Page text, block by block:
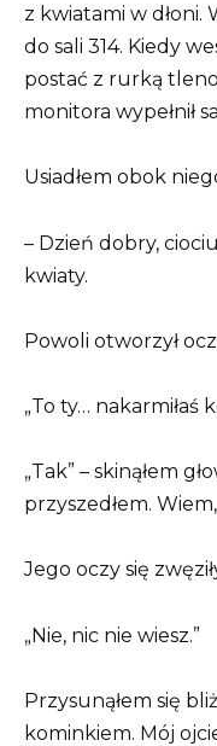
z kwiatami w dłoni.
do sali 314. Kiedy
postać z rurką
monitora wypełnił
Usiadłem obok
– Dzień dobry,
kwiaty.
Powoli otworzył
„To ty… nakarmiłaś
„Tak” – skinąłem
przyszedłem.
Jego oczy się
„Nie, nic nie wiesz.”
Przysunąłem się
kominkiem. Mój